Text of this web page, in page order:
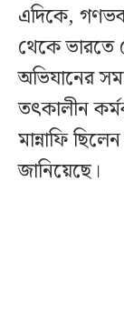
এদিকে,
থেকে ভারতে
অভিযানের
তৎকালীন
মান্নাফি
জানিয়েছে।